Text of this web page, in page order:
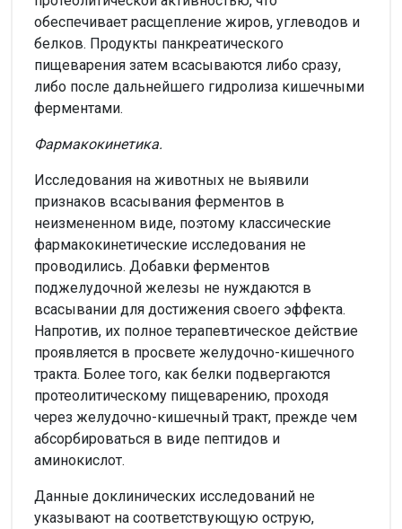
обеспечивает расщепление жиров, углеводов и
белков. Продукты панкреатического
пищеварения затем всасываются либо сразу,
либо после дальнейшего гидролиза кишечными
ферментами.
Фармакокинетика.
Исследования на животных не выявили
признаков всасывания ферментов в
неизмененном виде, поэтому классические
фармакокинетические исследования не
проводились. Добавки ферментов
поджелудочной железы не нуждаются в
всасывании для достижения своего эффекта.
Напротив, их полное терапевтическое действие
проявляется в просвете желудочно-кишечного
тракта. Более того, как белки подвергаются
протеолитическому пищеварению, проходя
через желудочно-кишечный тракт, прежде чем
абсорбироваться в виде пептидов и
аминокислот.
Данные доклинических исследований не
указывают на соответствующую острую,